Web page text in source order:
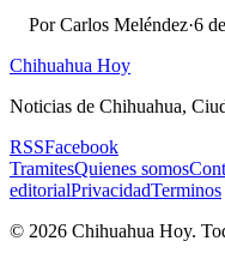
PorCarlos Meléndez·6
Chihuahua Hoy
Noticias de Chihuahua,
RSSFacebook
TramitesQuienes somos
editorialPrivacidadTerminos
© 2026 Chihuahua Hoy.